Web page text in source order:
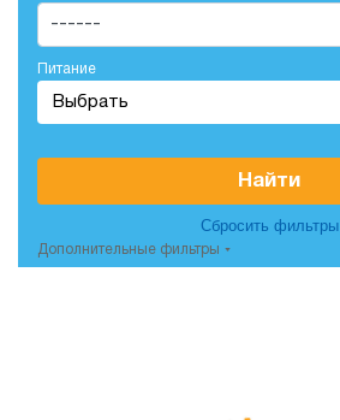
Питание
Выбрать
Найти
Сбросить фильтры
Дополнительные фильтры